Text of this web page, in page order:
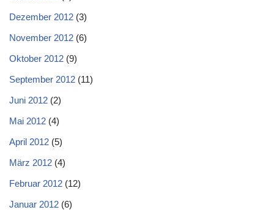
Dezember 2012 (3)
November 2012 (6)
Oktober 2012 (9)
September 2012 (11)
Juni 2012 (2)
Mai 2012 (4)
April 2012 (5)
März 2012 (4)
Februar 2012 (12)
Januar 2012 (6)